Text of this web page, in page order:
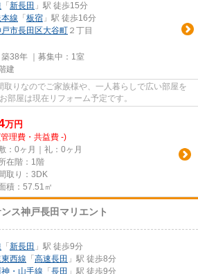
「 新長田 」駅 徒歩15分
線 「 板宿 」駅 徒歩16分
市長田区大谷町 ２丁目
38年 ｜募集中： 1室
建
取りなのでご家族様や、一人暮らしで広い部屋を
部屋は現在リフォーム予定です。
万円
理費・共益費 -)
：0ヶ月｜礼：0ヶ月
在階：1階
取り：3DK
積：57.51㎡
ス神戸長田マリエント
「 新長田 」駅 徒歩9分
西線 「 高速長田 」駅 徒歩8分
・山手線 「 長田 」駅 徒歩9分